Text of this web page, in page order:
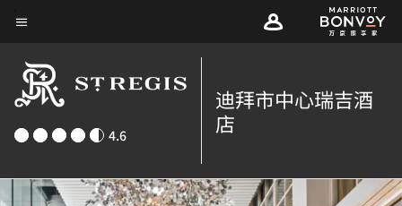
Skip
main
content
4.6
迪拜市中心瑞吉酒
店